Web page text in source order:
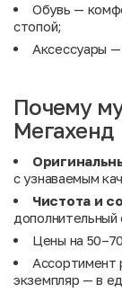
Обувь —
стопой;
Аксессуары —
Почему
Мегахенд
с узнаваемым
Чистота и
Цены на
Ассортимент
экземпляр — в